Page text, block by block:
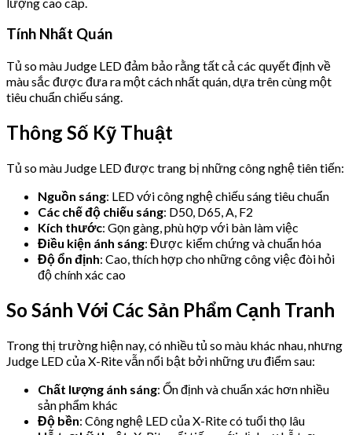
Tính Nhất Quán
Tủ so màu Judge LED đảm bảo rằng tất cả các quyết định về
màu sắc được đưa ra một cách nhất quán, dựa trên cùng một
tiêu chuẩn chiếu sáng.
Thông Số Kỹ Thuật
Tủ so màu Judge LED được trang bị những công nghệ tiên tiến:
Nguồn sáng: LED với công nghệ chiếu sáng tiêu chuẩn
Các chế độ chiếu sáng: D50, D65, A, F2
Kích thước: Gọn gàng, phù hợp với bàn làm việc
Điều kiện ánh sáng: Được kiểm chứng và chuẩn hóa
Độ ổn định: Cao, thích hợp cho những công việc đòi hỏi
độ chính xác cao
So Sánh Với Các Sản Phẩm Cạnh Tranh
Trong thị trường hiện nay, có nhiều tủ so màu khác nhau, nhưng
Judge LED của X-Rite vẫn nổi bật bởi những ưu điểm sau:
Chất lượng ánh sáng: Ổn định và chuẩn xác hơn nhiều
sản phẩm khác
Độ bền: Công nghệ LED của X-Rite có tuổi thọ lâu